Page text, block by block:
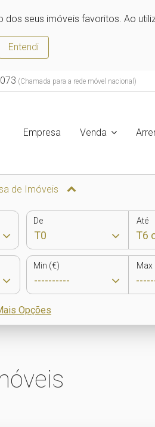
seus imóveis favoritos. Ao
Entendi
(Chamada para a rede móvel nacional)
Empresa Venda
de Imóveis
De Até
Min (€) Max
Opções